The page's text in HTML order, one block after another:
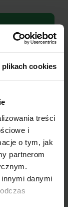
plikach cookies
treści
i
o tym, jak
partnerom
danymi